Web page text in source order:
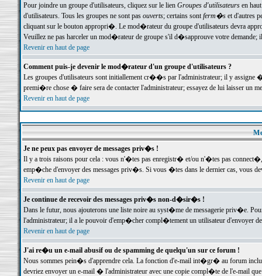
Pour joindre un groupe d'utilisateurs, cliquez sur le lien Groupes d'utilisateursen haut
d'utilisateurs. Tous les groupes ne sont pas ouverts; certains sontferm�set d'autres
cliquant sur le bouton appropri�. Le mod�rateur du groupe d'utilisateurs devra
Veuillez ne pas harceler un mod�rateur de groupe s'il d�sapprouve votre demande;
Revenir en haut de page
Comment puis-je devenir le mod�rateur d'un groupe d'utilisateurs ?
Les groupes d'utilisateurs sont initiallement cr��s par l'administrateur; il y
premi�re chose � faire sera de contacter l'administrateur; essayez de lui laisser un
Revenir en haut de page
Je ne peux pas envoyer de messages priv�s !
Il y a trois raisons pour cela : vous n'�tes pas enregistr� et/ou n'�tes pas
emp�che d'envoyer des messages priv�s. Si vous �tes dans le dernier cas, vous
Revenir en haut de page
Je continue de recevoir des messages priv�s non-d�sir�s !
Dans le futur, nous ajouterons une liste noire au syst�me de messagerie priv�e.
l'administrateur; il a le pouvoir d'emp�cher compl�tement un utilisateur d'envoyer
Revenir en haut de page
J'ai re�u un e-mail abusif ou de spamming de quelqu'un sur ce forum !
Nous sommes pein�s d'apprendre cela. La fonction d'e-mail int�gr� au forum inclut
devriez envoyer un e-mail � l'administrateur avec une copie compl�te de l'e-mail